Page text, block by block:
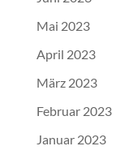
Mai 2023
April 2023
März 2023
Februar 2023
Januar 2023